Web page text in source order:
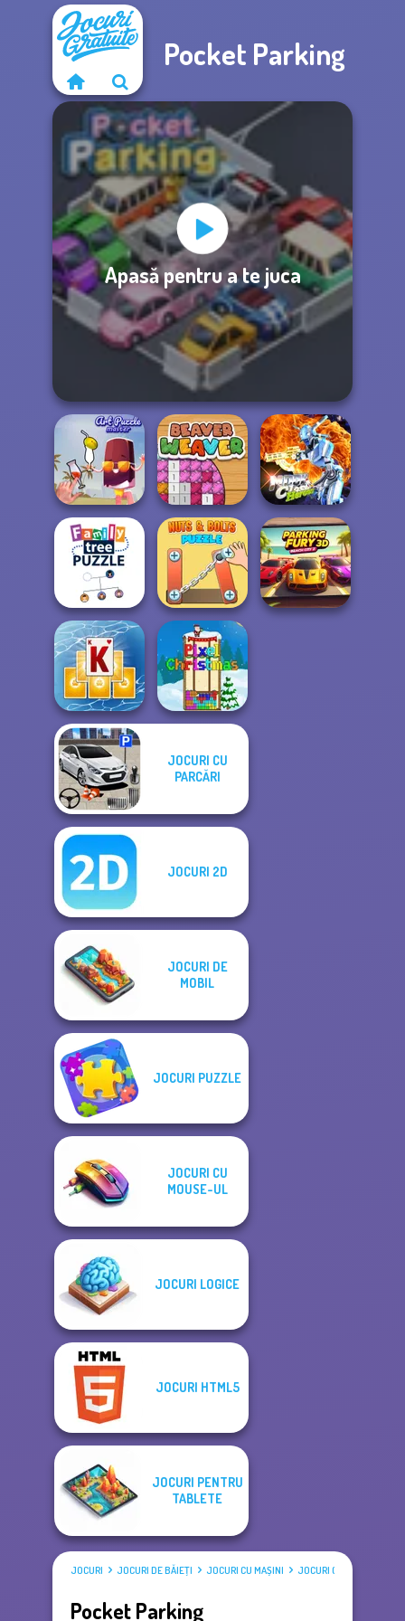
Pocket Parking
Apasă pentru a te juca
Art Puzzle Master Beaver Weaver
Moon Clash
Heroes
Family Tree
Puzzle
Nuts & Bolts
Puzzle
Tripeaks Solitaire
Holiday
JOCURI CU
PARCĂRI
JOCURI 2D
JOCURI DE
MOBIL
JOCURI PUZZLE
JOCURI CU
MOUSE-UL
JOCURI LOGICE
JOCURI HTML5
JOCURI PENTRU
TABLETE
JOCURI JOCURI DE BĂIEŢI JOCURI CU MAȘINI JOCURI CU PARCĂRI
Pocket Parking